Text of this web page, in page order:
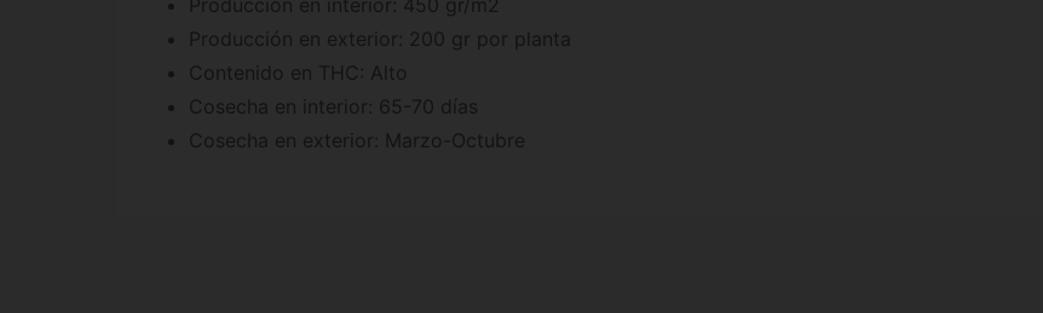
Producción en interior: 450 gr/m2
Producción en exterior: 200 gr por planta
Contenido en THC: Alto
Cosecha en interior: 65-70 días
Cosecha en exterior: Marzo-Octubre